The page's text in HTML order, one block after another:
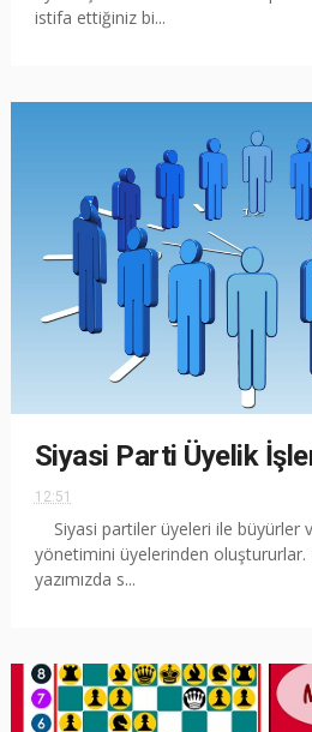
istifa ettiğiniz bi...
Siyasi Parti Üyelik
12:51
Siyasi partiler üyeleri ile büyürler
yönetimini üyelerinden oluştururlar.
yazımızda s...